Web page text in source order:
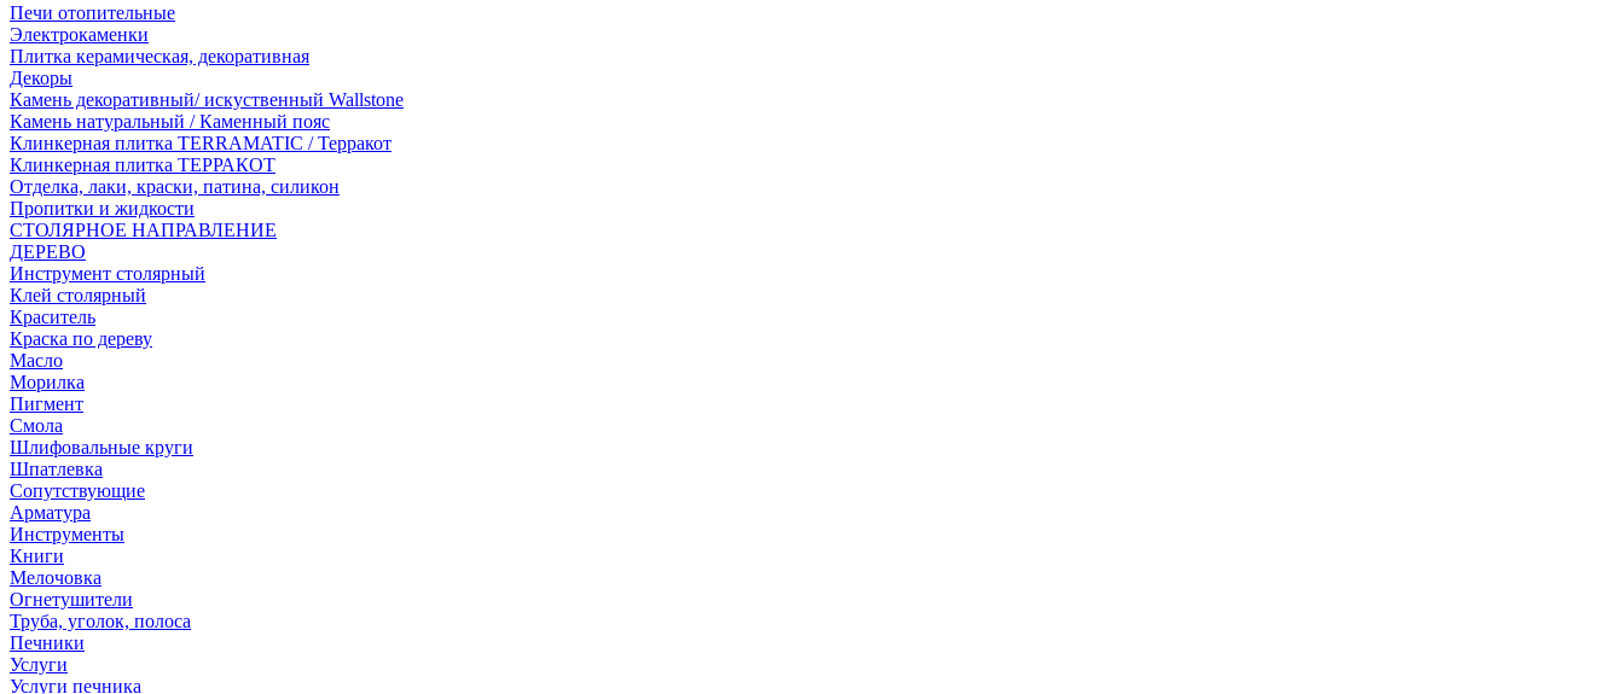
Печи отопительные
Электрокаменки
Плитка керамическая, декоративная
Декоры
Камень декоративный/ искуственный Wallstone
Камень натуральный / Каменный пояс
Клинкерная плитка TERRAMATIC / Терракот
Клинкерная плитка ТЕРРАКОТ
Отделка, лаки, краски, патина, силикон
Пропитки и жидкости
СТОЛЯРНОЕ НАПРАВЛЕНИЕ
ДЕРЕВО
Инструмент столярный
Клей столярный
Краситель
Краска по дереву
Масло
Морилка
Пигмент
Смола
Шлифовальные круги
Шпатлевка
Сопутствующие
Арматура
Инструменты
Книги
Мелочовка
Огнетушители
Труба, уголок, полоса
Печники
Услуги
Услуги печника